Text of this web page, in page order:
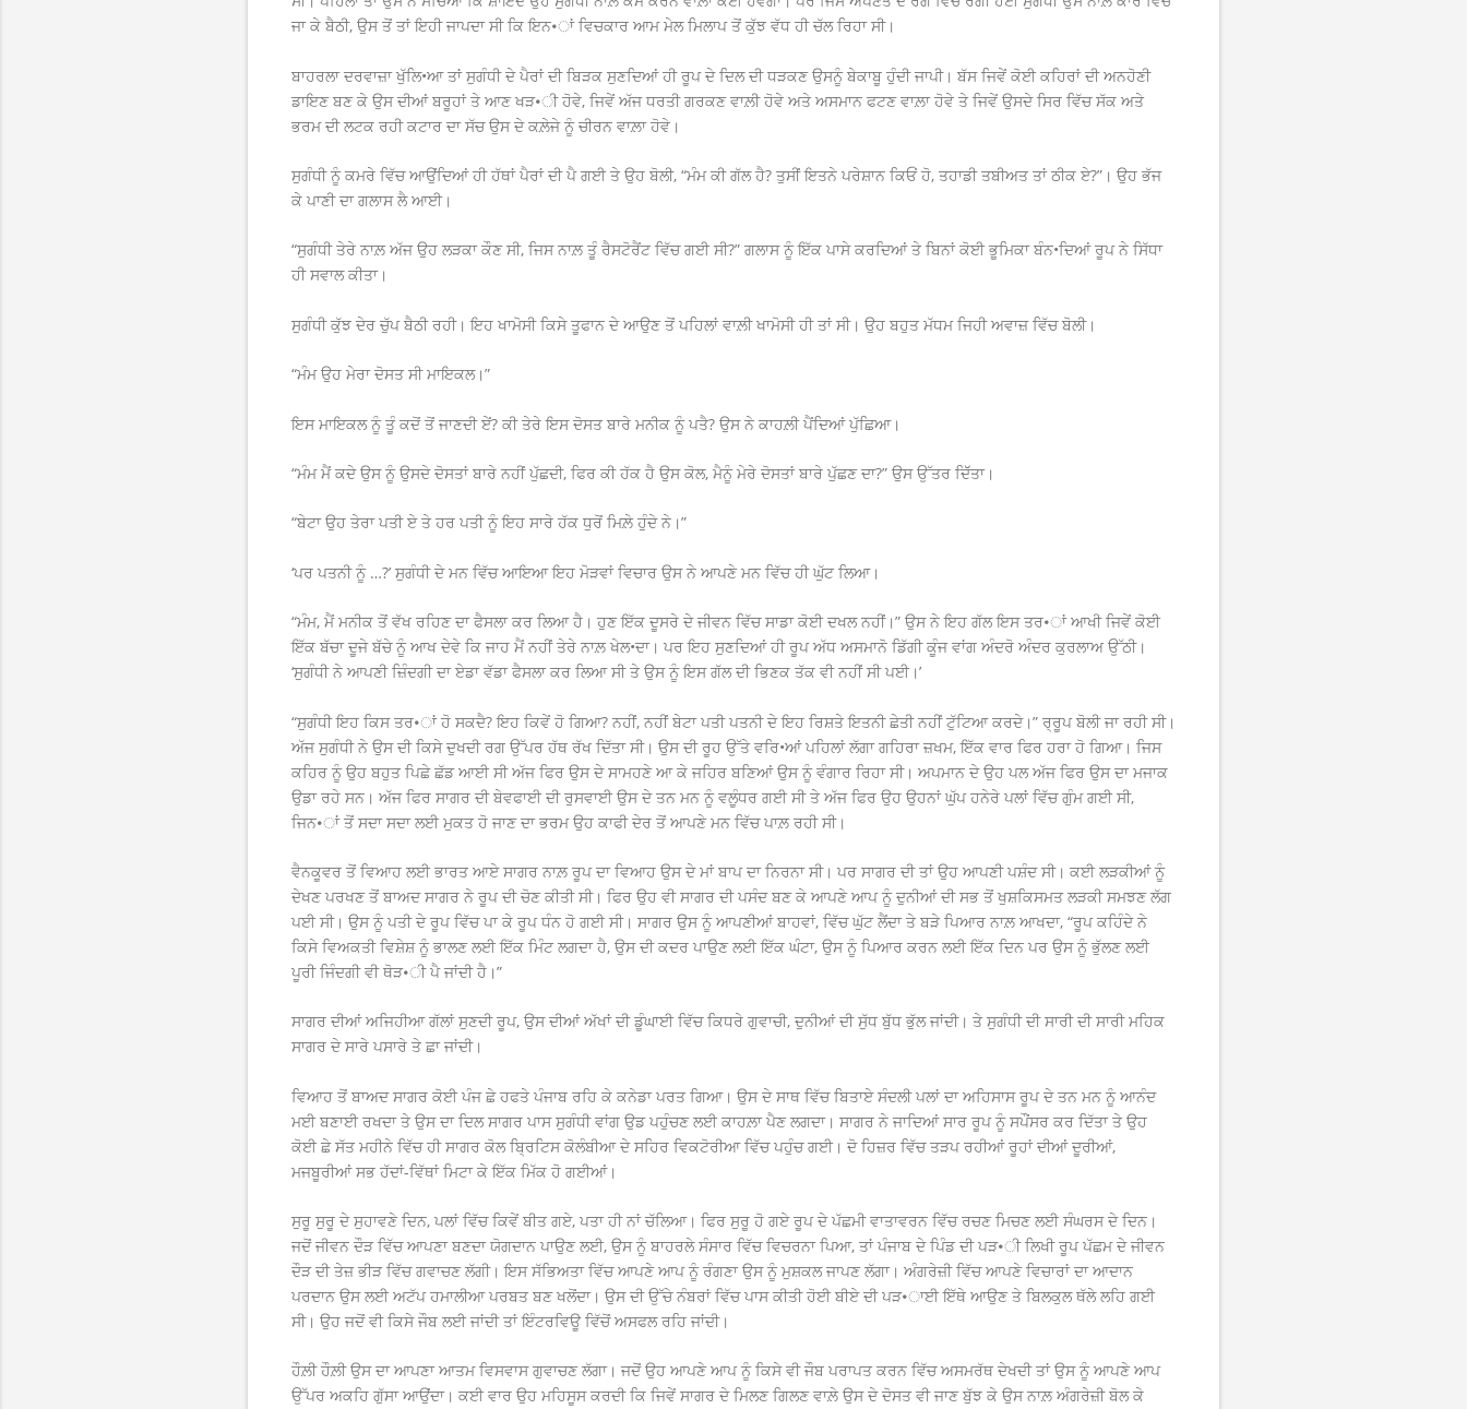
ਜਾ ਕੇ ਬੈਠੀ, ਉਸ ਤੋਂ ਤਾਂ ਇਹੀ ਜਾਪਦਾ ਸੀ ਕਿ ਇਨ•ਾਂ ਵਿਚਕਾਰ ਆਮ ਮੇਲ ਮਿਲਾਪ ਤੋਂ ਕੁੱਝ ਵੱਧ ਹੀ ਚੱਲ ਰਿਹਾ ਸੀ।
ਬਾਹਰਲਾ ਦਰਵਾਜ਼ਾ ਖੁੱਲਿ•ਆ ਤਾਂ ਸੁਗੰਧੀ ਦੇ ਪੈਰਾਂ ਦੀ ਬਿੜਕ ਸੁਣਦਿਆਂ ਹੀ ਰੂਪ ਦੇ ਦਿਲ ਦੀ ਧੜਕਣ ਉਸਨੂੰ ਬੇਕਾਬੂ ਹੁੰਦੀ ਜਾਪੀ। ਬੱਸ ਜਿਵੇਂ ਕੋਈ ਕਹਿਰਾਂ ਦੀ ਅਨਹੋਣੀ
ਡਾਇਣ ਬਣ ਕੇ ਉਸ ਦੀਆਂ ਬਰੂਹਾਂ ਤੇ ਆਣ ਖੜ•ੀ ਹੋਵੇ, ਜਿਵੇਂ ਅੱਜ ਧਰਤੀ ਗਰਕਣ ਵਾਲ਼ੀ ਹੋਵੇ ਅਤੇ ਅਸਮਾਨ ਫਟਣ ਵਾਲ਼ਾ ਹੋਵੇ ਤੇ ਜਿਵੇਂ ਉਸਦੇ ਸਿਰ ਵਿੱਚ ਸੱਕ ਅਤੇ
ਭਰਮ ਦੀ ਲਟਕ ਰਹੀ ਕਟਾਰ ਦਾ ਸੱਚ ਉਸ ਦੇ ਕਲ਼ੇਜੇ ਨੂੰ ਚੀਰਨ ਵਾਲ਼ਾ ਹੋਵੇ।
ਸੁਗੰਧੀ ਨੂੰ ਕਮਰੇ ਵਿੱਚ ਆਉਂਦਿਆਂ ਹੀ ਹੱਥਾਂ ਪੈਰਾਂ ਦੀ ਪੈ ਗਈ ਤੇ ਉਹ ਬੋਲੀ, “ਮੰਮ ਕੀ ਗੱਲ ਹੈ? ਤੁਸੀਂ ਇਤਨੇ ਪਰੇਸ਼ਾਨ ਕਿਓਂ ਹੋ, ਤਹਾਡੀ ਤਬੀਅਤ ਤਾਂ ਠੀਕ ਏ?”। ਉਹ ਭੱਜ
ਕੇ ਪਾਣੀ ਦਾ ਗਲਾਸ ਲੈ ਆਈ।
“ਸੁਗੰਧੀ ਤੇਰੇ ਨਾਲ਼ ਅੱਜ ਉਹ ਲੜਕਾ ਕੌਣ ਸੀ, ਜਿਸ ਨਾਲ਼ ਤੂੰ ਰੈਸਟੋਰੈਂਟ ਵਿੱਚ ਗਈ ਸੀ?” ਗਲਾਸ ਨੂੰ ਇੱਕ ਪਾਸੇ ਕਰਦਿਆਂ ਤੇ ਬਿਨਾਂ ਕੋਈ ਭੂਮਿਕਾ ਬੰਨ•ਦਿਆਂ ਰੂਪ ਨੇ ਸਿੱਧਾ
ਹੀ ਸਵਾਲ ਕੀਤਾ।
ਸੁਗੰਧੀ ਕੁੱਝ ਦੇਰ ਚੁੱਪ ਬੈਠੀ ਰਹੀ। ਇਹ ਖਾਮੋਸੀ ਕਿਸੇ ਤੂਫਾਨ ਦੇ ਆਉਣ ਤੋਂ ਪਹਿਲਾਂ ਵਾਲ਼ੀ ਖਾਮੋਸੀ ਹੀ ਤਾਂ ਸੀ। ਉਹ ਬਹੁਤ ਮੱਧਮ ਜਿਹੀ ਅਵਾਜ਼ ਵਿੱਚ ਬੋਲੀ।
“ਮੰਮ ਉਹ ਮੇਰਾ ਦੋਸਤ ਸੀ ਮਾਇਕਲ।”
ਇਸ ਮਾਇਕਲ ਨੂੰ ਤੂੰ ਕਦੋਂ ਤੋਂ ਜਾਣਦੀ ਏਂ? ਕੀ ਤੇਰੇ ਇਸ ਦੋਸਤ ਬਾਰੇ ਮਨੀਕ ਨੂੰ ਪਤੈ? ਉਸ ਨੇ ਕਾਹਲ਼ੀ ਪੈਂਦਿਆਂ ਪੁੱਛਿਆ।
“ਮੰਮ ਮੈਂ ਕਦੇ ਉਸ ਨੂੰ ਉਸਦੇ ਦੋਸਤਾਂ ਬਾਰੇ ਨਹੀਂ ਪੁੱਛਦੀ, ਫਿਰ ਕੀ ਹੱਕ ਹੈ ਉਸ ਕੋਲ, ਮੈਨੂੰ ਮੇਰੇ ਦੋਸਤਾਂ ਬਾਰੇ ਪੁੱਛਣ ਦਾ?” ਉਸ ਉੱਤਰ ਦਿੱੱਤਾ।
“ਬੇਟਾ ਉਹ ਤੇਰਾ ਪਤੀ ਏ ਤੇ ਹਰ ਪਤੀ ਨੂੰ ਇਹ ਸਾਰੇ ਹੱਕ ਧੁਰੋਂ ਮਿਲ਼ੇ ਹੁੰਦੇ ਨੇ।”
‘ਪਰ ਪਤਨੀ ਨੂੰ …?’ ਸੁਗੰਧੀ ਦੇ ਮਨ ਵਿੱਚ ਆਇਆ ਇਹ ਮੋੜਵਾਂ ਵਿਚਾਰ ਉਸ ਨੇ ਆਪਣੇ ਮਨ ਵਿੱਚ ਹੀ ਘੁੱਟ ਲਿਆ।
“ਮੰਮ, ਮੈਂ ਮਨੀਕ ਤੋਂ ਵੱਖ ਰਹਿਣ ਦਾ ਫੈਸਲਾ ਕਰ ਲਿਆ ਹੈ। ਹੁਣ ਇੱਕ ਦੂਸਰੇ ਦੇ ਜੀਵਨ ਵਿੱਚ ਸਾਡਾ ਕੋਈ ਦਖਲ ਨਹੀਂ।” ਉਸ ਨੇ ਇਹ ਗੱਲ ਇਸ ਤਰ•ਾਂ ਆਖੀ ਜਿਵੇਂ ਕੋਈ
ਇੱਕ ਬੱਚਾ ਦੂਜੇ ਬੱਚੇ ਨੂੰ ਆਖ ਦੇਵੇ ਕਿ ਜਾਹ ਮੈਂ ਨਹੀਂ ਤੇਰੇ ਨਾਲ਼ ਖੇਲ•ਦਾ। ਪਰ ਇਹ ਸੁਣਦਿਆਂ ਹੀ ਰੂਪ ਅੱਧ ਅਸਮਾਨੋ ਡਿੱਗੀ ਕੂੰਜ ਵਾਂਗ ਅੰਦਰੋ ਅੰਦਰ ਕੁਰਲਾਅ ਉੱਠੀ।
‘ਸੁਗੰਧੀ ਨੇ ਆਪਣੀ ਜ਼ਿੰਦਗੀ ਦਾ ਏਡਾ ਵੱਡਾ ਫੈਸਲਾ ਕਰ ਲਿਆ ਸੀ ਤੇ ਉਸ ਨੂੰ ਇਸ ਗੱਲ ਦੀ ਭਿਣਕ ਤੱਕ ਵੀ ਨਹੀਂ ਸੀ ਪਈ।’
“ਸੁਗੰਧੀ ਇਹ ਕਿਸ ਤਰ•ਾਂ ਹੋ ਸਕਦੈ? ਇਹ ਕਿਵੇਂ ਹੋ ਗਿਆ? ਨਹੀਂ, ਨਹੀਂ ਬੇਟਾ ਪਤੀ ਪਤਨੀ ਦੇ ਇਹ ਰਿਸ਼ਤੇ ਇਤਨੀ ਛੇਤੀ ਨਹੀਂ ਟੁੱਟਿਆ ਕਰਦੇ।” ਰ੍ਰੂਪ ਬੋਲੀ ਜਾ ਰਹੀ ਸੀ।
ਅੱਜ ਸੁਗੰਧੀ ਨੇ ਉਸ ਦੀ ਕਿਸੇ ਦੁਖਦੀ ਰਗ ਉੱਪਰ ਹੱਥ ਰੱਖ ਦਿੱਤਾ ਸੀ। ਉਸ ਦੀ ਰੂਹ ਉੱਤੇ ਵਰਿ•ਆਂ ਪਹਿਲਾਂ ਲੱਗਾ ਗਹਿਰਾ ਜ਼ਖਮ, ਇੱਕ ਵਾਰ ਫਿਰ ਹਰਾ ਹੋ ਗਿਆ। ਜਿਸ
ਕਹਿਰ ਨੂੰ ਉਹ ਬਹੁਤ ਪਿਛੇ ਛੱਡ ਆਈ ਸੀ ਅੱਜ ਫਿਰ ਉਸ ਦੇ ਸਾਮਹਣੇ ਆ ਕੇ ਜਹਿਰ ਬਣਿਆਂ ਉਸ ਨੂੰ ਵੰਗਾਰ ਰਿਹਾ ਸੀ। ਅਪਮਾਨ ਦੇ ਉਹ ਪਲ ਅੱਜ ਫਿਰ ਉਸ ਦਾ ਮਜਾਕ
ਉਡਾ ਰਹੇ ਸਨ। ਅੱਜ ਫਿਰ ਸਾਗਰ ਦੀ ਬੇਵਫਾਈ ਦੀ ਰੁਸਵਾਈ ਉਸ ਦੇ ਤਨ ਮਨ ਨੂੰ ਵਲੂੰਧਰ ਗਈ ਸੀ ਤੇ ਅੱਜ ਫਿਰ ਉਹ ਉਹਨਾਂ ਘੁੱਪ ਹਨੇਰੇ ਪਲਾਂ ਵਿੱਚ ਗੁੰਮ ਗਈ ਸੀ,
ਜਿਨ•ਾਂ ਤੋਂ ਸਦਾ ਸਦਾ ਲਈ ਮੁਕਤ ਹੋ ਜਾਣ ਦਾ ਭਰਮ ਉਹ ਕਾਫੀ ਦੇਰ ਤੋਂ ਆਪਣੇ ਮਨ ਵਿੱਚ ਪਾਲ਼ ਰਹੀ ਸੀ।
ਵੈਨਕੂਵਰ ਤੋਂ ਵਿਆਹ ਲਈ ਭਾਰਤ ਆਏ ਸਾਗਰ ਨਾਲ਼ ਰੂਪ ਦਾ ਵਿਆਹ ਉਸ ਦੇ ਮਾਂ ਬਾਪ ਦਾ ਨਿਰਨਾ ਸੀ। ਪਰ ਸਾਗਰ ਦੀ ਤਾਂ ਉਹ ਆਪਣੀ ਪਸ਼ੰਦ ਸੀ। ਕਈ ਲੜਕੀਆਂ ਨੂੰ
ਦੇਖਣ ਪਰਖਣ ਤੋਂ ਬਾਅਦ ਸਾਗਰ ਨੇ ਰੂਪ ਦੀ ਚੋਣ ਕੀਤੀ ਸੀ। ਫਿਰ ਉਹ ਵੀ ਸਾਗਰ ਦੀ ਪਸੰਦ ਬਣ ਕੇ ਆਪਣੇ ਆਪ ਨੂੰ ਦੁਨੀਆਂ ਦੀ ਸਭ ਤੋਂ ਖੁਸ਼ਕਿਸਮਤ ਲੜਕੀ ਸਮਝਣ ਲੱਗ
ਪਈ ਸੀ। ਉਸ ਨੂੰ ਪਤੀ ਦੇ ਰੂਪ ਵਿੱਚ ਪਾ ਕੇ ਰੂਪ ਧੰਨ ਹੋ ਗਈ ਸੀ। ਸਾਗਰ ਉਸ ਨੂੰ ਆਪਣੀਆਂ ਬਾਹਵਾਂ, ਵਿੱਚ ਘੁੱਟ ਲੈਂਦਾ ਤੇ ਬੜੇ ਪਿਆਰ ਨਾਲ਼ ਆਖਦਾ, “ਰੂਪ ਕਹਿੰਦੇ ਨੇ
ਕਿਸੇ ਵਿਅਕਤੀ ਵਿਸ਼ੇਸ਼ ਨੂੰ ਭਾਲਣ ਲਈ ਇੱਕ ਮਿੰਟ ਲਗਦਾ ਹੈ, ਉਸ ਦੀ ਕਦਰ ਪਾਉਣ ਲਈ ਇੱਕ ਘੰਟਾ, ਉਸ ਨੂੰ ਪਿਆਰ ਕਰਨ ਲਈ ਇੱਕ ਦਿਨ ਪਰ ਉਸ ਨੂੰ ਭੁੱਲਣ ਲਈ
ਪੂਰੀ ਜਿੰਦਗੀ ਵੀ ਥੋੜ•ੀ ਪੈ ਜਾਂਦੀ ਹੈ।”
ਸਾਗਰ ਦੀਆਂ ਅਜਿਹੀਆ ਗੱਲਾਂ ਸੁਣਦੀ ਰੂਪ, ਉਸ ਦੀਆਂ ਅੱਖਾਂ ਦੀ ਡੂੰਘਾਈ ਵਿੱਚ ਕਿਧਰੇ ਗੁਵਾਚੀ, ਦੁਨੀਆਂ ਦੀ ਸੁੱਧ ਬੁੱਧ ਭੁੱਲ ਜਾਂਦੀ। ਤੇ ਸੁਗੰਧੀ ਦੀ ਸਾਰੀ ਦੀ ਸਾਰੀ ਮਹਿਕ
ਸਾਗਰ ਦੇ ਸਾਰੇ ਪਸਾਰੇ ਤੇ ਛਾ ਜਾਂਦੀ।
ਵਿਆਹ ਤੋਂ ਬਾਅਦ ਸਾਗਰ ਕੋਈ ਪੰਜ ਛੇ ਹਫਤੇ ਪੰਜਾਬ ਰਹਿ ਕੇ ਕਨੇਡਾ ਪਰਤ ਗਿਆ। ਉਸ ਦੇ ਸਾਥ ਵਿੱਚ ਬਿਤਾਏ ਸੰਦਲੀ ਪਲਾਂ ਦਾ ਅਹਿਸਾਸ ਰੂਪ ਦੇ ਤਨ ਮਨ ਨੂੰ ਆਨੰਦ
ਮਈ ਬਣਾਈ ਰਖਦਾ ਤੇ ਉਸ ਦਾ ਦਿਲ ਸਾਗਰ ਪਾਸ ਸੁਗੰਧੀ ਵਾਂਗ ਉਡ ਪਹੁੰਚਣ ਲਈ ਕਾਹਲ਼ਾ ਪੈਣ ਲਗਦਾ। ਸਾਗਰ ਨੇ ਜਾਦਿਆਂ ਸਾਰ ਰੂਪ ਨੂੰ ਸਪੌਂਸਰ ਕਰ ਦਿੱਤਾ ਤੇ ਉਹ
ਕੋਈ ਛੇ ਸੱਤ ਮਹੀਨੇ ਵਿੱਚ ਹੀ ਸਾਗਰ ਕੋਲ ਬ੍ਰਿਟਿਸ ਕੋਲੰਬੀਆ ਦੇ ਸਹਿਰ ਵਿਕਟੋਰੀਆ ਵਿੱਚ ਪਹੁੰਚ ਗਈ। ਦੋ ਹਿਜ਼ਰ ਵਿੱਚ ਤੜਪ ਰਹੀਆਂ ਰੂਹਾਂ ਦੀਆਂ ਦੂਰੀਆਂ,
ਮਜਬੂਰੀਆਂ ਸਭ ਹੱਦਾਂ-ਵਿੱਥਾਂ ਮਿਟਾ ਕੇ ਇੱਕ ਮਿੱਕ ਹੋ ਗਈਆਂ।
ਸੁਰੂ ਸੁਰੂ ਦੇ ਸੁਹਾਵਣੇ ਦਿਨ, ਪਲਾਂ ਵਿੱਚ ਕਿਵੇਂ ਬੀਤ ਗਏ, ਪਤਾ ਹੀ ਨਾਂ ਚੱਲਿਆ। ਫਿਰ ਸੁਰੂ ਹੋ ਗਏ ਰੂਪ ਦੇ ਪੱਛਮੀ ਵਾਤਾਵਰਨ ਵਿੱਚ ਰਚਣ ਮਿਚਣ ਲਈ ਸੰਘਰਸ ਦੇ ਦਿਨ।
ਜਦੋਂ ਜੀਵਨ ਦੌੜ ਵਿੱਚ ਆਪਣਾ ਬਣਦਾ ਯੋਗਦਾਨ ਪਾਉਣ ਲਈ, ਉਸ ਨੂੰ ਬਾਹਰਲੇ ਸੰਸਾਰ ਵਿੱਚ ਵਿਚਰਨਾ ਪਿਆ, ਤਾਂ ਪੰਜਾਬ ਦੇ ਪਿੰਡ ਦੀ ਪੜ•ੀ ਲਿਖੀ ਰੂਪ ਪੱਛਮ ਦੇ ਜੀਵਨ
ਦੌੜ ਦੀ ਤੇਜ਼ ਭੀੜ ਵਿੱਚ ਗਵਾਚਣ ਲੱਗੀ। ਇਸ ਸੱਭਿਅਤਾ ਵਿੱਚ ਆਪਣੇ ਆਪ ਨੂੰ ਰੰਗਣਾ ਉਸ ਨੂੰ ਮੁਸ਼ਕਲ ਜਾਪਣ ਲੱਗਾ। ਅੰਗਰੇਜ਼ੀ ਵਿੱਚ ਆਪਣੇ ਵਿਚਾਰਾਂ ਦਾ ਆਦਾਨ
ਪਰਦਾਨ ਉਸ ਲਈ ਅਟੱਪ ਹਮਾਲੀਆ ਪਰਬਤ ਬਣ ਖਲੋਂਦਾ। ਉਸ ਦੀ ਉੱਚੇ ਨੰਬਰਾਂ ਵਿੱਚ ਪਾਸ ਕੀਤੀ ਹੋਈ ਬੀਏ ਦੀ ਪੜ•ਾਈ ਇੱਥੇ ਆਉਣ ਤੇ ਬਿਲਕੁਲ ਥੱਲੇ ਲਹਿ ਗਈ
ਸੀ। ਉਹ ਜਦੋਂ ਵੀ ਕਿਸੇ ਜੌਬ ਲਈ ਜਾਂਦੀ ਤਾਂ ਇੰਟਰਵਿਊ ਵਿੱਚੋਂ ਅਸਫਲ ਰਹਿ ਜਾਂਦੀ।
ਹੌਲ਼ੀ ਹੌਲ਼ੀ ਉਸ ਦਾ ਆਪਣਾ ਆਤਮ ਵਿਸਵਾਸ ਗੁਵਾਚਣ ਲੱਗਾ। ਜਦੋਂ ਉਹ ਆਪਣੇ ਆਪ ਨੂੰ ਕਿਸੇ ਵੀ ਜੌਬ ਪਰਾਪਤ ਕਰਨ ਵਿੱਚ ਅਸਮਰੱਥ ਦੇਖਦੀ ਤਾਂ ਉਸ ਨੂੰ ਆਪਣੇ ਆਪ
ਉੱਪਰ ਅਕਹਿ ਗੁੱਸਾ ਆਉਂਦਾ। ਕਈ ਵਾਰ ਉਹ ਮਹਿਸੂਸ ਕਰਦੀ ਕਿ ਜਿਵੇਂ ਸਾਗਰ ਦੇ ਮਿਲਣ ਗਿਲਣ ਵਾਲ਼ੇ ਉਸ ਦੇ ਦੋਸਤ ਵੀ ਜਾਣ ਬੁੱਝ ਕੇ ਉਸ ਨਾਲ਼ ਅੰਗਰੇਜ਼ੀ ਬੋਲ ਕੇ